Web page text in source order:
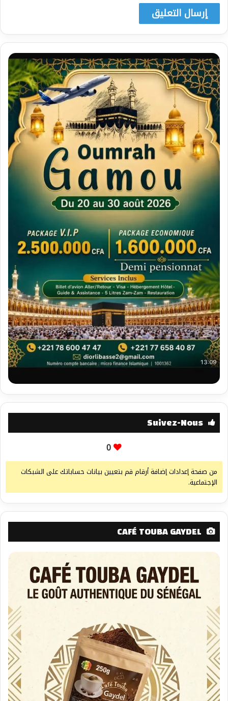
Suivez-Nous
0
من صفحة إعدادات إضافة أرقام قم بتعيين بيانات حساباتك على الشبكات
الإجتماعية.
CAFÉ TOUBA GAYDEL